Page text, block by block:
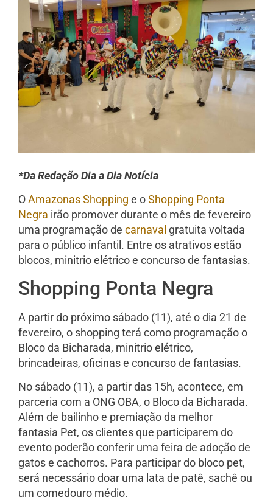
*Da Redação Dia a Dia Notícia
OAmazonas Shopping e oShopping Ponta
Negra irão promover durante o mês de fevereiro
uma programação de carnaval gratuita voltada
para o público infantil. Entre os atrativos estão
blocos, minitrio elétrico e concurso de fantasias.
Shopping Ponta Negra
A partir do próximo sábado (11), até o dia 21 de
fevereiro, o shopping terá como programação o
Bloco da Bicharada, minitrio elétrico,
brincadeiras, oficinas e concurso de fantasias.
No sábado (11), a partir das 15h, acontece, em
parceria com a ONG OBA, o Bloco da Bicharada.
Além de bailinho e premiação da melhor
fantasia Pet, os clientes que participarem do
evento poderão conferir uma feira de adoção de
gatos e cachorros. Para participar do bloco pet,
será necessário doar uma lata de patê, sachê ou
um comedouro médio.